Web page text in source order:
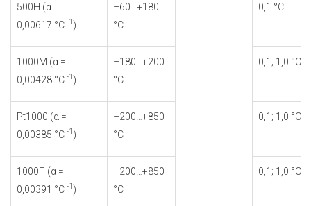
500Н (α =
0,00617 °С -1 )
–60…+180
°С
0,1 °С
1000М (α =
0,00428 °С -1 )
–180…+200
°С
0,1; 1,0 °С
Pt1000 (α =
0,00385 °С -1 )
–200…+850
°С
0,1; 1,0 °С
1000П (α =
0,00391 °С -1 )
–200…+850
°С
0,1; 1,0 °С